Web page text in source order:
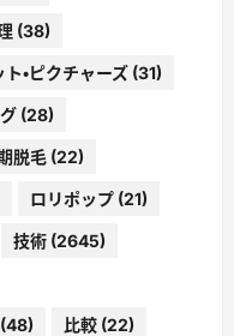
(38)
・ピクチャーズ (31)
(28)
脱毛 (22)
ロリポップ (21)
技術 (2645)
(48) 比較 (22)